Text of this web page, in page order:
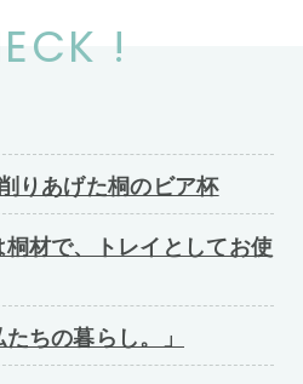
!
りあげた桐のビア杯
材で、トレイとしてお使
ちの暮らし。」